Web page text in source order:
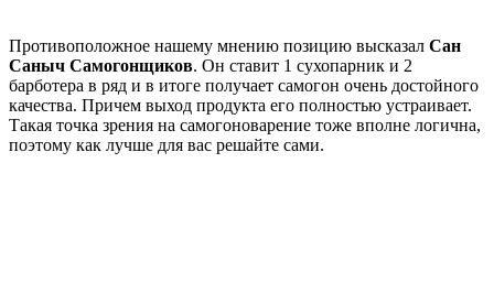
Противоположное нашему мнению позицию высказал Сан
Саныч Самогонщиков. Он ставит 1 сухопарник и 2
барботера в ряд и в итоге получает самогон очень достойного
качества. Причем выход продукта его полностью устраивает.
Такая точка зрения на самогоноварение тоже вполне логична,
поэтому как лучше для вас решайте сами.